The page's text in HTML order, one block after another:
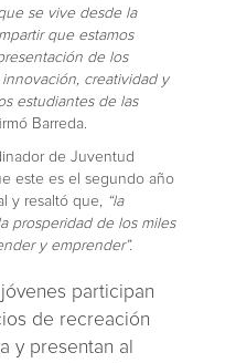
se vive desde la
que estamos
de los
creatividad y
estudiantes de las
Barreda.
de Juventud
este es el segundo año
y resaltó que,
“la
prosperidad de los miles
y emprender”.
participan
de recreación
y presentan al